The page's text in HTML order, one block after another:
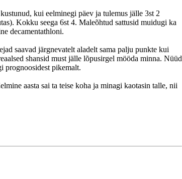
kui eelminegi päev ja tulemus jälle 3st 2
Kokku seega 6st 4. Maleõhtud sattusid muidugi ka
decamentathloni.
saavad järgnevatelt aladelt sama palju punkte kui
shansid must jälle lõpusirgel mööda minna. Nüüd
prognoosidest pikemalt.
aasta sai ta teise koha ja minagi kaotasin talle, nii